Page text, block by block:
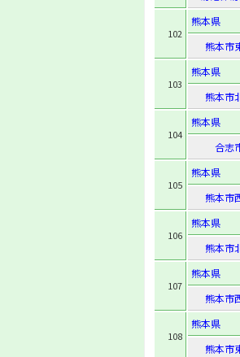
102
熊本県
熊本市
103
熊本県
熊本市
104
熊本県
合志
105
熊本県
熊本市
106
熊本県
熊本市
107
熊本県
熊本市
108
熊本県
熊本市